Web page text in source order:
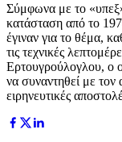
Σύμφωνα με το
κατάσταση από το
έγιναν για το θέμα,
τις τεχνικές
Ερτουγρούλογλου, ο
να συναντηθεί με τον
ειρηνευτικές